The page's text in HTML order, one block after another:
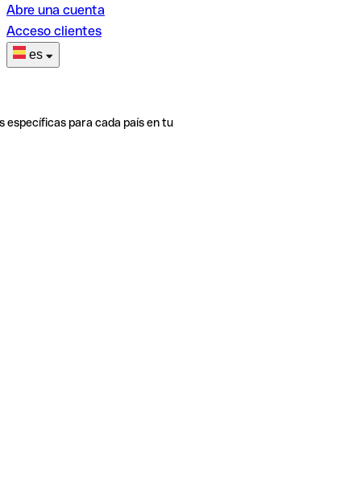
Abre una cuenta
Acceso clientes
es
específicas para cada país en tu